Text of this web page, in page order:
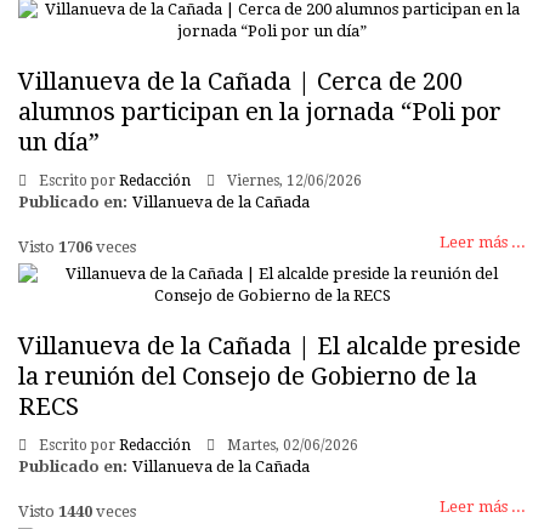
Villanueva de la Cañada | Cerca de 200
alumnos participan en la jornada “Poli por
un día”
Escrito por Redacción Viernes, 12/06/2026
Publicado en: Villanueva de la Cañada
Leer más ...
Visto 1706 veces
Villanueva de la Cañada | El alcalde preside
la reunión del Consejo de Gobierno de la
RECS
Escrito por Redacción Martes, 02/06/2026
Publicado en: Villanueva de la Cañada
Leer más ...
Visto 1440 veces